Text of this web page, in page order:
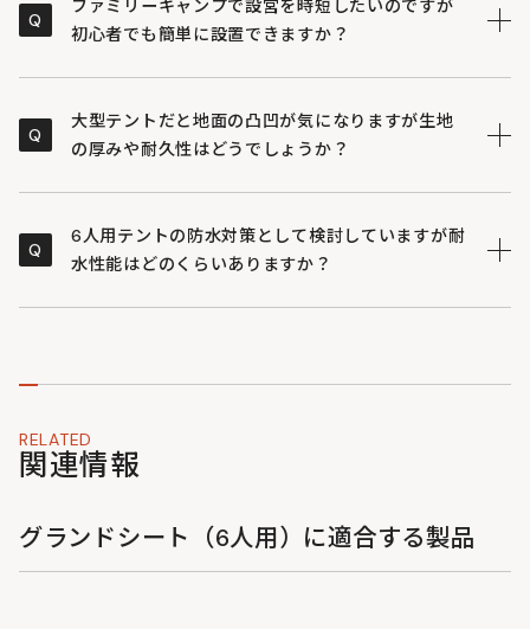
シートの上に雨水が溜まってテントとの間に水が侵入す
る原因になるためです。あえてテントの内側に入るよう
Q
ファミリーキャンプで設営を時短したいのですが
初心者でも簡単に設置できますか？
（ゴム紐）が付いており、テントを固定するペグに引っ
掛けるだけで設置が完了します。大型サイズでも手間取
Q
大型テントだと地面の凸凹が気になりますが生地
の厚みや耐久性はどうでしょうか？
を採用しています。ブルーシートのようなカサカサした
質感がなく、地面の石や砂利による擦れから大切なテン
Q
6人用テントの防水対策として検討していますが耐
水性能はどのくらいありますか？
RELATED
関連情報
グランドシート（6人用）に適合する製品